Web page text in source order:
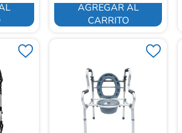
AGREGAR AL
CARRITO